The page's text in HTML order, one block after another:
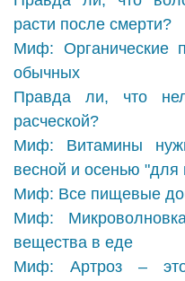
расти после смерти?
Миф: Органические
обычных
Правда ли, что
расческой?
Миф: Витамины
весной и осенью "для
Миф: Все пищевые
Миф:
вещества в еде
Миф: Артроз – это